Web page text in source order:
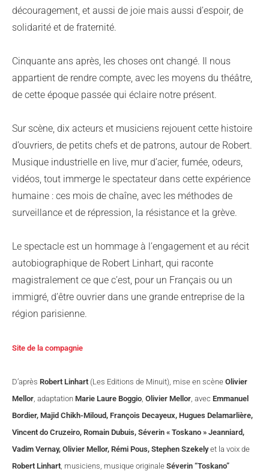
découragement, et aussi de joie mais aussi d’espoir, de
solidarité et de fraternité.
Cinquante ans après, les choses ont changé. Il nous
appartient de rendre compte, avec les moyens du théâtre,
de cette époque passée qui éclaire notre présent.
Sur scène, dix acteurs et musiciens rejouent cette histoire
d’ouvriers, de petits chefs et de patrons, autour de Robert.
Musique industrielle en live, mur d’acier, fumée, odeurs,
vidéos, tout immerge le spectateur dans cette expérience
humaine : ces mois de chaîne, avec les méthodes de
surveillance et de répression, la résistance et la grève.
Le spectacle est un hommage à l’engagement et au récit
autobiographique de Robert Linhart, qui raconte
magistralement ce que c’est, pour un Français ou un
immigré, d’être ouvrier dans une grande entreprise de la
région parisienne.
Site de la compagnie
D’après Robert Linhart (Les Editions de Minuit), mise en scène Olivier
Mellor, adaptation Marie Laure Boggio, Olivier Mellor, avec Emmanuel
Bordier, Majid Chikh-Miloud, François Decayeux, Hugues Delamarlière,
Vincent do Cruzeiro, Romain Dubuis, Séverin « Toskano » Jeanniard,
Vadim Vernay, Olivier Mellor, Rémi Pous, Stephen Szekelyet la voix de
Robert Linhart, musiciens, musique originale Séverin “Toskano”